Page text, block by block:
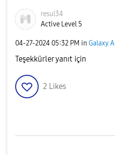
resul34
Active Level 5
‎04-27-2024 05:32 PM in Galaxy A
Teşekkürler yanıt için
2 Likes